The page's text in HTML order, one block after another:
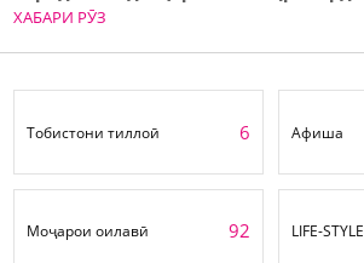
ХАБАРИ РӮЗ
Тобистони тиллоӣ 6 Афиша
Моҷарои оилавӣ 92 LIFE-STYLE